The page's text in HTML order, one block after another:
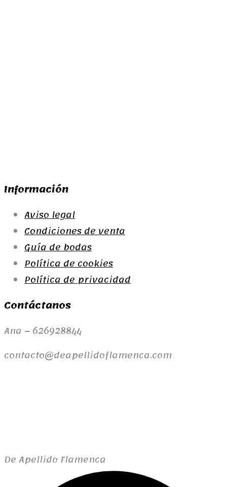
Información
Aviso legal
Condiciones de venta
Guía de bodas
Política de cookies
Política de privacidad
Contáctanos
Ana – 626928844
contacto@deapellidoflamenca.com
De Apellido Flamenca